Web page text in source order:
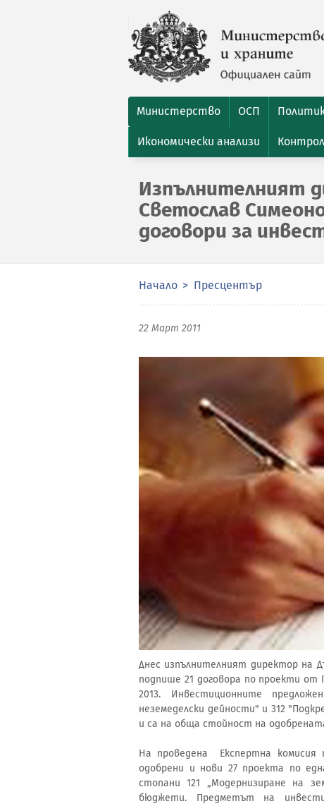
Министерство ОСП
Икономически анализи
Изпълнителният
Светослав
договори за
Начало Пресцентър
22 Март 2011
Днес изпълнителният директор на
подпише 21 договора по проекти от
2013. Инвестиционните
неземеделски дейности" и 312
и са на обща стойност на
На проведена Експертна комисия
одобрени и нови 27 проекта по
стопани 121 „Модернизиране на
бюджети. Предметът на